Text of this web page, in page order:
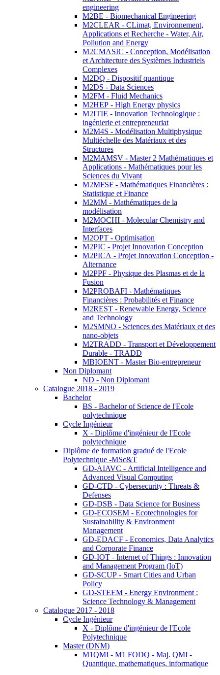
engineering
M2BE - Biomechanical Engineering
M2CLEAR - CLimat, Environnement,
Applications et Recherche - Water, Air,
Pollution and Energy
M2CMASIC - Conception, Modélisation
et Architecture des Systèmes Industriels
Complexes
M2DQ - Dispositif quantique
M2DS - Data Sciences
M2FM - Fluid Mechanics
M2HEP - High Energy physics
M2ITIE - Innovation Technologique :
ingénierie et entrepreneuriat
M2M4S - Modélisation Multiphysique
Multiéchelle des Matériaux et des
Structures
M2MAMSV - Master 2 Mathématiques et
Applications - Mathématiques pour les
Sciences du Vivant
M2MFSF - Mathématiques Financières :
Statistique et Finance
M2MM - Mathématiques de la
modélisation
M2MOCHI - Molecular Chemistry and
Interfaces
M2OPT - Optimisation
M2PIC - Projet Innovation Conception
M2PICA - Projet Innovation Conception -
Alternance
M2PPF - Physique des Plasmas et de la
Fusion
M2PROBAFI - Mathématiques
Financières : Probabilités et Finance
M2REST - Renewable Energy, Science
and Technology
M2SMNO - Sciences des Matériaux et des
nano-objets
M2TRADD - Transport et Développement
Durable - TRADD
MBIOENT - Master Bio-entrepreneur
Non Diplomant
ND - Non Diplomant
Catalogue 2018 - 2019
Bachelor
BS - Bachelor of Science de l'Ecole
polytechnique
Cycle Ingénieur
X - Diplôme d'ingénieur de l'Ecole
polytechnique
Diplôme de formation gradué de l'Ecole
Polytechnique -MSc&T
GD-AIAVC - Artificial Intelligence and
Advanced Visual Computing
GD-CTD - Cybersecurity : Threats &
Defenses
GD-DSB - Data Science for Business
GD-ECOSEM - Ecotechnologies for
Sustainability & Environment
Management
GD-EDACF - Economics, Data Analytics
and Corporate Finance
GD-IOT - Internet of Things : Innovation
and Management Program (IoT)
GD-SCUP - Smart Cities and Urban
Policy
GD-STEEM - Energy Environment :
Science Technology & Management
Catalogue 2017 - 2018
Cycle Ingénieur
X - Diplôme d'ingénieur de l'Ecole
Polytechnique
Master (DNM)
M1QMI - M1 FODQ - Maj. QMI -
Quantique, mathematiques, informatique